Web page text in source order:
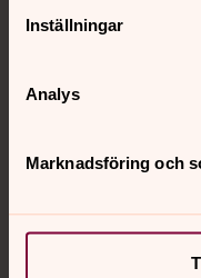
Inställningar
Analys
Marknadsföring och
Kontakt
Kalender
Hitta snabbt